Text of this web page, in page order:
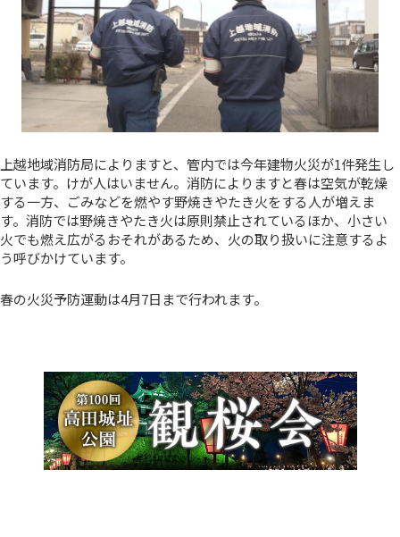
上越地域消防局によりますと、管内では今年建物火災が1件発生し
ています。けが人はいません。消防によりますと春は空気が乾燥
する一方、ごみなどを燃やす野焼きやたき火をする人が増えま
す。消防では野焼きやたき火は原則禁止されているほか、小さい
火でも燃え広がるおそれがあるため、火の取り扱いに注意するよ
う呼びかけています。
春の火災予防運動は4月7日まで行われます。